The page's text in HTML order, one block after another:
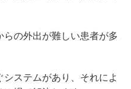
の外出が難しい患者が多
ステムがあり、それによ